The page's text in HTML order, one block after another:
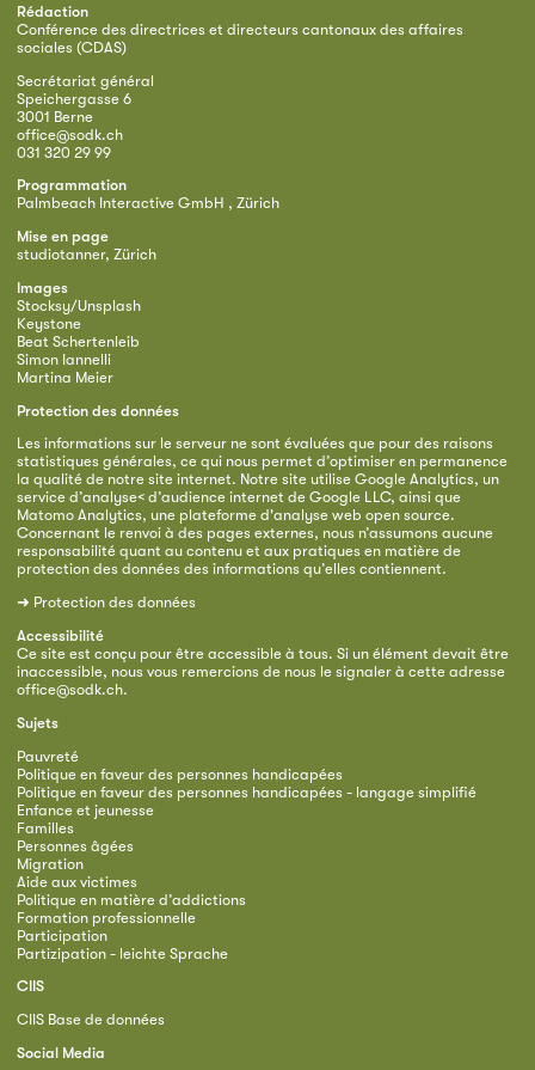
Rédaction
Conférence des directrices et directeurs cantonaux des affaires
sociales (CDAS)
Secrétariat général
Speichergasse 6
3001 Berne
office@sodk.ch
031 320 29 99
Programmation
Palmbeach Interactive GmbH , Zürich
Mise en page
studiotanner, Zürich
Images
Stocksy/Unsplash
Keystone
Beat Schertenleib
Simon Iannelli
Martina Meier
Protection des données
Les informations sur le serveur ne sont évaluées que pour des raisons
statistiques générales, ce qui nous permet d’optimiser en permanence
la qualité de notre site internet. Notre site utilise Google Analytics, un
service d’analyse< d’audience internet de Google LLC, ainsi que
Matomo Analytics, une plateforme d'analyse web open source.
Concernant le renvoi à des pages externes, nous n’assumons aucune
responsabilité quant au contenu et aux pratiques en matière de
protection des données des informations qu’elles contiennent.
➜ Protection des données
Accessibilité
Ce site est conçu pour être accessible à tous. Si un élément devait être
inaccessible, nous vous remercions de nous le signaler à cette adresse
office@sodk.ch.
Sujets
Pauvreté
Politique en faveur des personnes handicapées
Politique en faveur des personnes handicapées - langage simplifié
Enfance et jeunesse
Familles
Personnes âgées
Migration
Aide aux victimes
Politique en matière d’addictions
Formation professionnelle
Participation
Partizipation - leichte Sprache
CIIS
CIIS Base de données
Social Media